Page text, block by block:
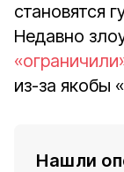
становятся
Недавно
из-за якобы
Нашли